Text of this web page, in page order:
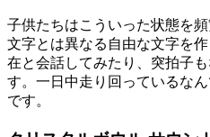
子供たちはこういった状態を
文字とは異なる自由な文字を
在と会話してみたり、突拍子
す。一日中走り回っているな
です。